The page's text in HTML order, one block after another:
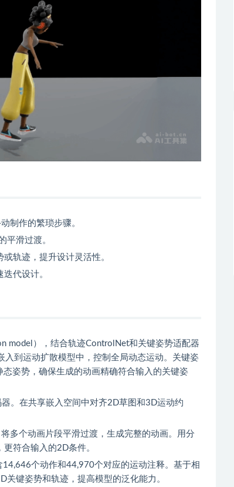
制作的繁琐步骤。
平滑过渡。
轨迹，提升设计灵活性。
代设计。
model），结合轨迹ControlNet和关键姿势适配器
入到运动扩散模型中，控制全局动态运动。关键姿
姿势，确保生成的动画精确符合输入的关键姿
。在共享嵌入空间中对齐2D草图和3D运动约
多个动画片段平滑过渡，生成完整的动画。用分
符合输入的2D条件。
14,646个动作和44,970个对应的运动注释。基于相
键姿势和轨迹，提高模型的泛化能力。